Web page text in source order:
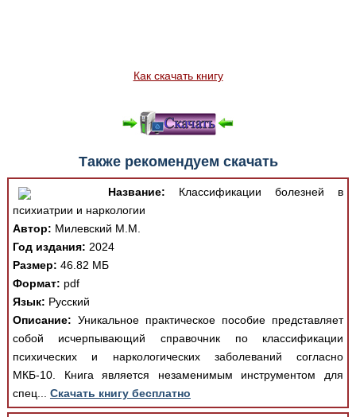
Как скачать книгу
Также рекомендуем скачать
Название: Классификации болезней в
психиатрии и наркологии
Автор: Милевский М.М.
Год издания: 2024
Размер: 46.82 МБ
Формат: pdf
Язык: Русский
Описание: Уникальное практическое пособие представляет
собой исчерпывающий справочник по классификации
психических и наркологических заболеваний согласно
МКБ-10. Книга является незаменимым инструментом для
спец... Скачать книгу бесплатно